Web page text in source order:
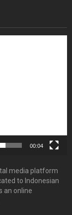
00:04
media platform
to Indonesian
an online